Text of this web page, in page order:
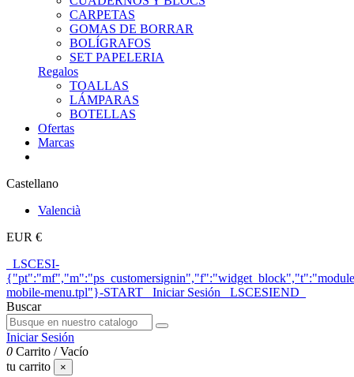
CARPETAS
GOMAS DE BORRAR
BOLÍGRAFOS
SET PAPELERIA
Regalos
TOALLAS
LÁMPARAS
BOTELLAS
Ofertas
Marcas
Castellano
Valencià
EUR €
_LSCESI-
mobile-menu.tpl"}-START_ Iniciar Sesión _LSCESIEND_
Buscar
Iniciar Sesión
0 Carrito /Vacío
tu carrito
×